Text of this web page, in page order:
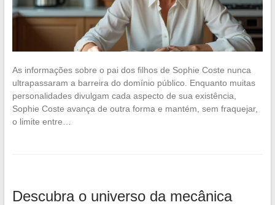
As informações sobre o pai dos filhos de Sophie Coste nunca
ultrapassaram a barreira do domínio público. Enquanto muitas
personalidades divulgam cada aspecto de sua existência,
Sophie Coste avança de outra forma e mantém, sem fraquejar,
o limite entre…
Descubra o universo da mecânica